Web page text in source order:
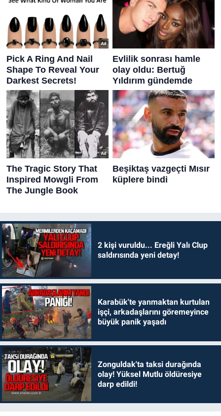
2 kişi vuruldu... Ereğli Yalı Clup
saldırısında yeni detay!
Karabük'te yanmaktan kurtulan
işçi, arkadaşlarını göremeyince
büyük panik yaşadı
Zonguldak'ta taksi durağında
olay! Yüksel Mutlu öldüresiye
darp edildi!